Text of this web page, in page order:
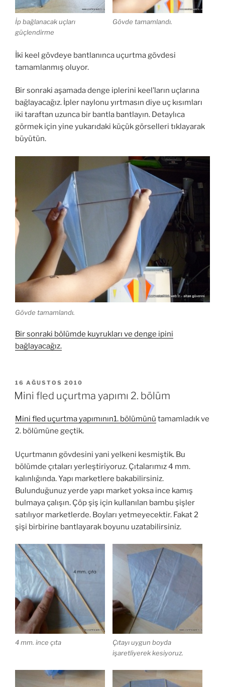
İp bağlanacak uçları
güçlendirme
Gövde tamamlandı.
İki keel gövdeye bantlanınca uçurtma gövdesi
tamamlanmış oluyor.
Bir sonraki aşamada denge iplerini keel’ların uçlarına
bağlayacağız. İpler naylonu yırtmasın diye uç kısımları
iki taraftan uzunca bir bantla bantlayın. Detaylıca
görmek için yine yukarıdaki küçük görselleri tıklayarak
büyütün.
Gövde tamamlandı.
Bir sonraki bölümde kuyrukları ve denge ipini
bağlayacağız.
YAYIM
TARIHI
16 AĞUSTOS 2010
Mini fled uçurtma yapımı 2. bölüm
Mini fled uçurtma yapımının1. bölümünü tamamladık ve
2. bölümüne geçtik.
Uçurtmanın gövdesini yani yelkeni kesmiştik. Bu
bölümde çıtaları yerleştiriyoruz. Çıtalarımız 4 mm.
kalınlığında. Yapı marketlere bakabilirsiniz.
Bulunduğunuz yerde yapı market yoksa ince kamış
bulmaya çalışın. Çöp şiş için kullanılan bambu şişler
satılıyor marketlerde. Boyları yetmeyecektir. Fakat 2
şişi birbirine bantlayarak boyunu uzatabilirsiniz.
4 mm. ince çıta
Çıtayı uygun boyda
işaretliyerek kesiyoruz.